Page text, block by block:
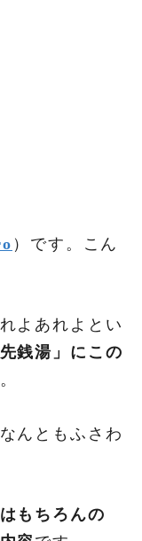
）です。こん
よあれよとい
銭湯」にこの
んともふさわ
もちろんの